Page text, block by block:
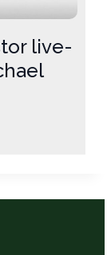
live-